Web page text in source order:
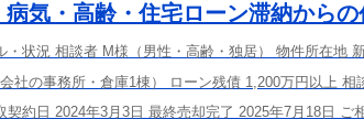
気・高齢・住宅ローン滞納から
・状況 相談者 M様（男性・高齢・独居） 物件所在地
社の事務所・倉庫1棟） ローン残債 1,200万円以上
契約日 2024年3月3日 最終売却完了 2025年7月18日 ご